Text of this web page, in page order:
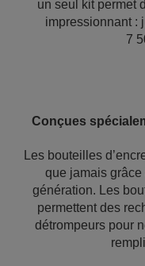
un seul kit permet
impressionnant :
7
Conçues
Les bouteilles
que jamais
génération. Les
permettent des
détrompeurs pour